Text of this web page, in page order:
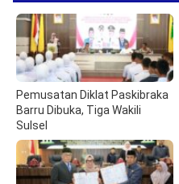
Pemusatan Diklat Paskibraka
Barru Dibuka, Tiga Wakili
Sulsel